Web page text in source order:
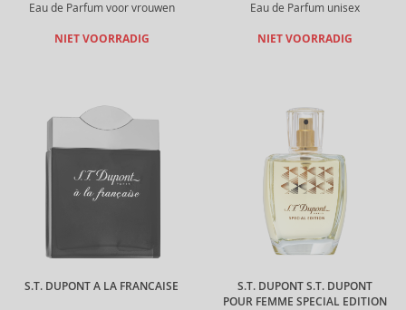
Eau de Parfum voor vrouwen
NIET VOORRADIG
Eau de Parfum unisex
NIET VOORRADIG
S.T. DUPONT A LA FRANCAISE
S.T. DUPONT S.T. DUPONT
POUR FEMME SPECIAL EDITION